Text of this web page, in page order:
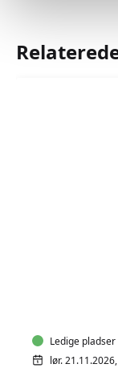
Ledige pladser
lør.